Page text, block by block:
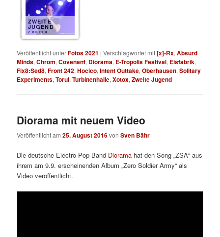
ZWEITE
JUGEND
7 BILDER
Veröffentlicht unterFotos 2021 |Verschlagwortet mit[x]-Rx,Absurd
Minds,Chrom,Covenant, Diorama, E-Tropolis Festival, Eisfabrik,
Fix8:Sed8,Front 242,Hocico,Intent Outtake,Oberhausen,Solitary
Experiments,Torul,Turbinenhalle,Xotox,Zweite Jugend
Diorama mit neuem Video
Veröffentlicht am25. August 2016vonSven Bähr
Die deutsche Electro-Pop-Band Diorama hat den Song „ZSA“ aus
ihrem am 9.9. erscheinenden Album „Zero Soldier Army“ als
Video veröffentlicht.